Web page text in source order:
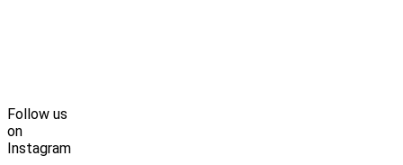
Follow us
on
Instagram